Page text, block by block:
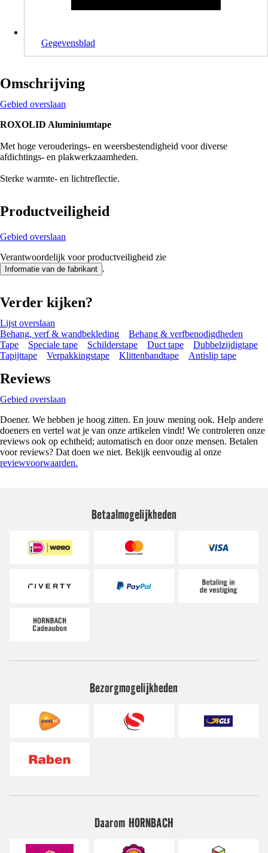
Gegevensblad
Omschrijving
Gebied overslaan
ROXOLID Aluminiumtape
Met hoge verouderings- en weersbestendigheid voor diverse
afdichtings- en plakwerkzaamheden.
Sterke warmte- en lichtreflectie.
Productveiligheid
Gebied overslaan
Verantwoordelijk voor productveiligheid zie
Informatie van de fabrikant .
Verder kijken?
Lijst overslaan
Behang, verf & wandbekleding
Behang & verfbenodigdheden
Tape
Speciale tape Schilderstape Duct tape
Dubbelzijdigtape
Tapijttape
Verpakkingstape Klittenbandtape Antislip tape
Reviews
Gebied overslaan
Doener. We hebben je hoog zitten. En jouw mening ook. Help andere
doeners en vertel wat je van onze artikelen vindt! We controleren onze
reviews ook op echtheid; automatisch en door onze mensen. Betalen
voor reviews? Dat doen we niet. Bekijk eenvoudig al onze
reviewvoorwaarden.
Betaalmogelijkheden
Bezorgmogelijkheden
Daarom HORNBACH